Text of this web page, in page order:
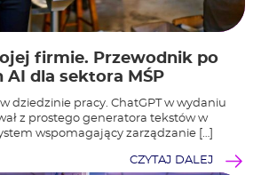
firmie. Przewodnik po
dla sektora MŚP
dziedzinie pracy. ChatGPT w wydaniu
z prostego generatora tekstów w
wspomagający zarządzanie […]
CZYTAJ DALEJ